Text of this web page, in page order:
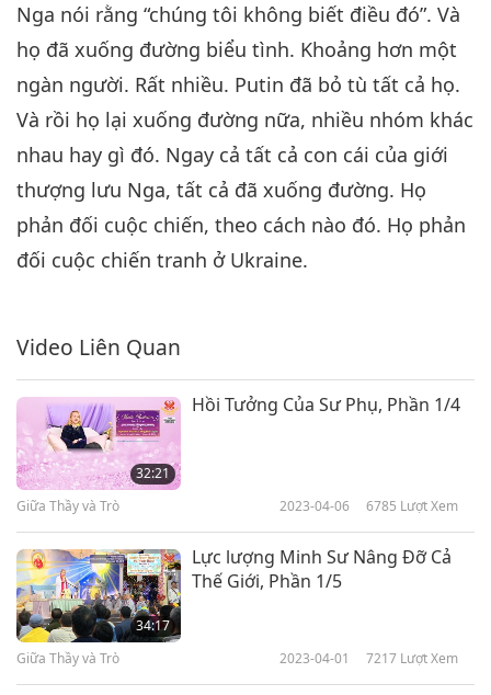
Chính Phủ Toàn Cầu Phải Sát
Cánh Cùng Ukraine, Phần 5/6
Giữa Thầy và Trò 2022-03-14
6
26:03
Chính Phủ Toàn Cầu Phải Sát
Cánh Cùng Ukraine, Phần 6/6
Nga nói rằng “chúng tôi không biết điều đó”. Và
họ đã xuống đường biểu tình. Khoảng hơn một
ngàn người. Rất nhiều. Putin đã bỏ tù tất cả họ.
Và rồi họ lại xuống đường nữa, nhiều nhóm khác
nhau hay gì đó. Ngay cả tất cả con cái của giới
thượng lưu Nga, tất cả đã xuống đường. Họ
phản đối cuộc chiến, theo cách nào đó. Họ phản
đối cuộc chiến tranh ở Ukraine.
Video Liên Quan
32:21
Hồi Tưởng Của Sư Phụ, Phần 1/4
Giữa Thầy và Trò 2023-04-06 6785 Lượt Xem
34:17
Lực lượng Minh Sư Nâng Đỡ Cả
Thế Giới, Phần 1/5
Giữa Thầy và Trò 2023-04-01 7217 Lượt Xem